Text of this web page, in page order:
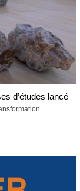
d’études lancé